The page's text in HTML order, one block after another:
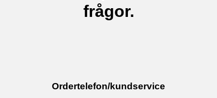
frågor.
Ordertelefon/kundservice